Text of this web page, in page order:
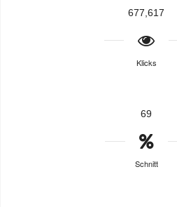
677,617
Klicks
69
Schnitt